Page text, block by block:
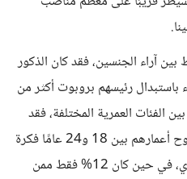
آراء الجنسين، فقد كان الذكور
باستبدال رئيسهم بروبوت أكثر من
الفئات العمرية المختلفة، فقد
أيّد ثلث المشاركين ممن تتراوح أعمارهم بين 18 و24 عامًا فكرة
الروبوت البديل للمدير البشري، في حين كان 12% فقط ممن